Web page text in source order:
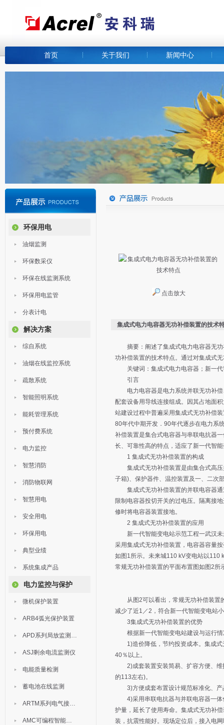
首页 关于我们 新闻中心
环保用电
油烟监测
环保数采仪
环保在线监测系统
环保用电监管
分表计电
解决方案
综自系统
油烟在线监控系统
疏散系统
智能照明系统
能耗管理系统
预付费系统
电力监控
智慧消防
消防物联网
智慧用电
安全用电
环保用电
典型业绩
系统集成产品
电力监控与保护
微机保护装置
ARB4弧光保护装置
APD系列局放监测装置
ASJ剩余电流监测仪
电能质量检测
蓄电池在线监测
ARTM系列电气接点测温装置
AMC可编程智能电测表
点击放大
集成式电力电容器无功补偿装置的技术
摘要：阐述了集成式电力电容器无功
功补偿装置的技术特点。通过对集成式
关键词：集成式电力电容器；新一代
引言
电力电容器是电力系统并联无功补偿
配套设备用导线连接组成。因其占地面
站建设过程中普遍采用集成式无功补偿
80年代中期开发．90年代逐步在电力系
补偿装置是集合式电容器与串联电抗器
长、可靠性高的特点，适应了新一代智
1 集成式无功补偿装置的构成
集成式无功补偿装置是由集合式高压
子箱)、保护器件、温控装置及一、二次
集成式无功补偿装置的并联电容器通
限制电容器投切开关的过电压。隔离接
修时将电容器装置接地。
2 集成式无功补偿装置的应用
新一代智能变电站示范工程一武汉未
采用集成式无功补偿装置，电容器容量
如图1所示。未来城110 kV变电站以110
常规无功补偿装置的平面布置图如图2所
从图2可以看出，常规无功补偿装置的
减少了近1／2，符合新一代智能变电站
3集成式无功补偿装置的优势
根据新一代智能变电站建设与运行情
1)造价降低，节约投资成本。集成式
40％以上。
2)成套装置安装简易、扩容方便、维
的113左右)。
3)方便成套布置设计规范标准化、产
4)采用串联电抗器与并联电容器一体
护量，延长了使用寿命。集成式无功补
装，抗震性能好。现场定位后，接入电